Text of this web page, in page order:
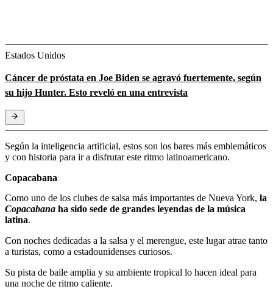
Estados Unidos
Cáncer de próstata en Joe Biden se agravó fuertemente, según
su hijo Hunter. Esto reveló en una entrevista
Según la inteligencia artificial, estos son los bares más emblemáticos
y con historia para ir a disfrutar este ritmo latinoamericano.
Copacabana
Como uno de los clubes de salsa más importantes de Nueva York, la
Copacabana ha sido sede de grandes leyendas de la música
latina.
Con noches dedicadas a la salsa y el merengue, este lugar atrae tanto
a turistas, como a estadounidenses curiosos.
Su pista de baile amplia y su ambiente tropical lo hacen ideal para
una noche de ritmo caliente.